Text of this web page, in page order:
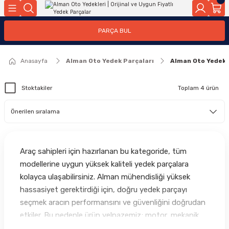
Geri Dön
Parçaları
Geri Dön
Geri Dön
Motor Elektrik
Ateşleme Buji Bobin Buji Kablosu
Alternatör Marş Motoru
Geri Dön
Geri Dön
Geri Dön
Kollar
Geri Dön
Sistemleri
Geri Dön
Ön Arka
Geri Dön
PARÇA BUL
Anasayfa Alman Oto Yedek Parçaları Alman Oto
Stoktakiler Toplam 4 ürün
Araç sahipleri için hazırlanan bu kategoride, tüm
modellerine uygun yüksek kaliteli yedek parçalara
kolayca ulaşabilirsiniz. Alman mühendisliği yüksek
hassasiyet gerektirdiği için, doğru yedek parçayı
seçmek aracın performansını ve güvenliğini doğrudan
etkiler. Bu nedenle ürün yelpazemiz; motor, mekanik,